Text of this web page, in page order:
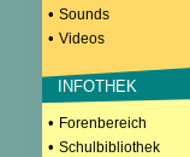
• Sounds
• Videos
INFOTHEK
• Forenbereich
• Schulbibliothek